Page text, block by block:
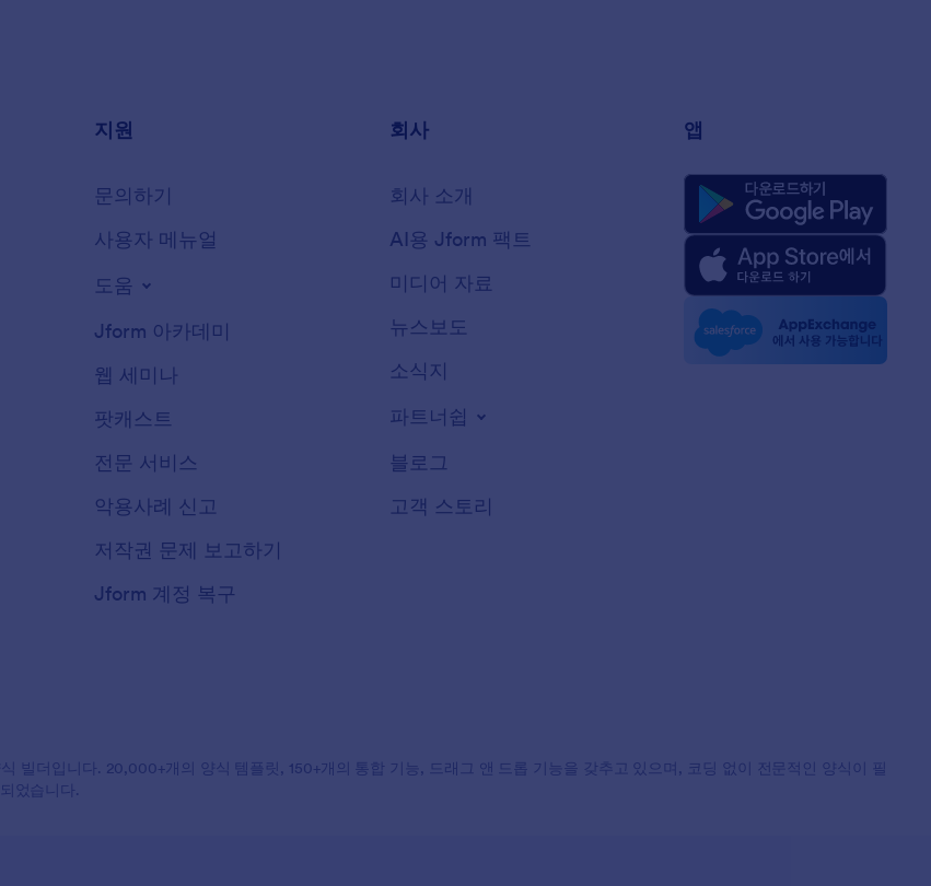
지원
문의하기
사용자 메뉴얼
도움
Jform 아카데미
웹 세미나
팟캐스트
전문 서비스
악용사례 신고
저작권 문제 보고하기
Jform 계정 복구
회사
회사 소개
AI용 Jform 팩트
미디어 자료
뉴스보도
소식지
파트너쉽
블로그
고객 스토리
앱
빌더입니다. 20,000+개의 양식 템플릿, 150+개의 통합 기능, 드래그 앤 드롭 기능을 갖추고 있으며, 코딩 없이 전문적인 양식이 필
었습니다.